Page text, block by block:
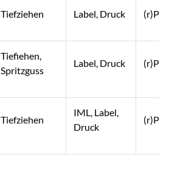
Tiefziehen Label, Druck
Tiefiehen,
Spritzguss
Label, Druck
Tiefziehen
IML, Label,
Druck